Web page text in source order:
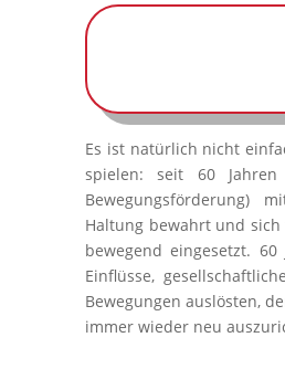
Es ist natürlich nicht
spielen: seit 60
Bewegungsförderung)
Haltung bewahrt und
bewegend eingesetzt.
Einflüsse,
Bewegungen auslösten,
immer wieder neu